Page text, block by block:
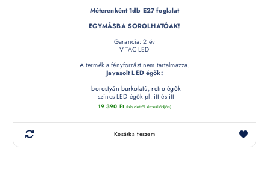
Méterenként 1db E27 foglalat
EGYMÁSBA SOROLHATÓAK!
Garancia: 2 év
V-TAC LED
A termék a fényforrást nem tartalmazza.
Javasolt LED égők:
-borostyán burkolatú, retro égők
- színes LED égők pl. itt és itt
19 390 Ft (készletről érdeklődjön)
Kosárba teszem